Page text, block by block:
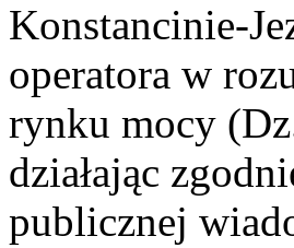
Konstancinie-
operatora w
rynku mocy
działając
publicznej